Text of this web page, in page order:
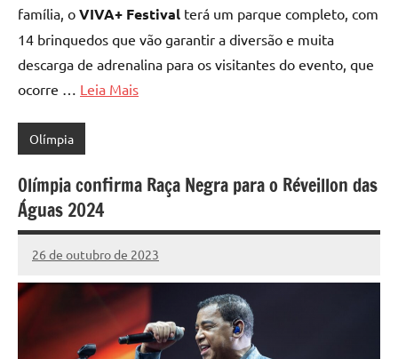
família, o VIVA+ Festival terá um parque completo, com
14 brinquedos que vão garantir a diversão e muita
descarga de adrenalina para os visitantes do evento, que
ocorre … Leia Mais
Olímpia
Olímpia confirma Raça Negra para o Réveillon das
Águas 2024
26 de outubro de 2023
Marcelo
Fachin